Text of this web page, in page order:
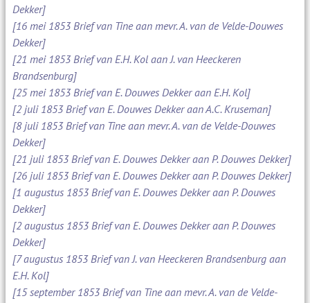
Dekker]
[16 mei 1853 Brief van Tine aan mevr. A. van de Velde-Douwes
Dekker]
[21 mei 1853 Brief van E.H. Kol aan J. van Heeckeren
Brandsenburg]
[25 mei 1853 Brief van E. Douwes Dekker aan E.H. Kol]
[2 juli 1853 Brief van E. Douwes Dekker aan A.C. Kruseman]
[8 juli 1853 Brief van Tine aan mevr. A. van de Velde-Douwes
Dekker]
[21 juli 1853 Brief van E. Douwes Dekker aan P. Douwes Dekker]
[26 juli 1853 Brief van E. Douwes Dekker aan P. Douwes Dekker]
[1 augustus 1853 Brief van E. Douwes Dekker aan P. Douwes
Dekker]
[2 augustus 1853 Brief van E. Douwes Dekker aan P. Douwes
Dekker]
[7 augustus 1853 Brief van J. van Heeckeren Brandsenburg aan
E.H. Kol]
[15 september 1853 Brief van Tine aan mevr. A. van de Velde-